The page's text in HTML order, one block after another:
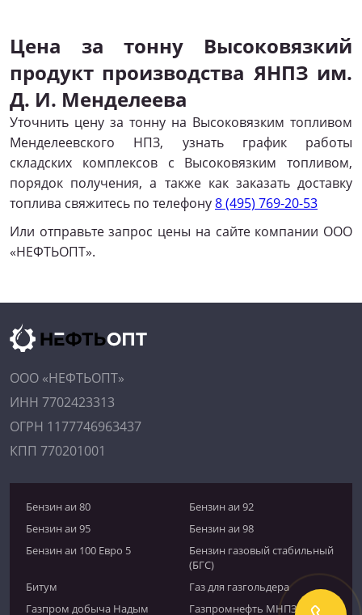
Цена за тонну Высоковязкий
продукт производства ЯНПЗ им.
Д. И. Менделеева
Уточнить цену за тонну на Высоковязким топливом
Менделеевского НПЗ, узнать график работы
складских комплексов с Высоковязким топливом,
порядок получения, а также как заказать доставку
топлива свяжитесь по телефону8 (495) 769-20-53
Или отправьте запрос цены на сайте компании ООО
«НЕФТЬОПТ».
ООО «НЕФТЬОПТ»
ИНН 7702423313
ОГРН 1177746963437
КПП 770201001
Бензин аи 80
Бензин аи 92
Бензин аи 95
Бензин аи 98
Бензин аи 100 Евро 5
Бензин газовый стабильный
(БГС)
Битум
Газ для газгольдера
Газпром добыча Надым
Газпромнефть МНПЗ